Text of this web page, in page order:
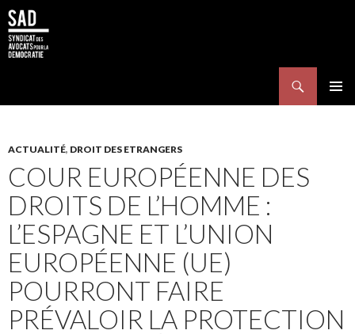
ACTUALITÉ, DROIT DES ETRANGERS
COUR EUROPÉENNE DES
DROITS DE L’HOMME :
L’ESPAGNE ET L’UNION
EUROPÉENNE (UE)
POURRONT FAIRE
PRÉVALOIR LA PROTECTION